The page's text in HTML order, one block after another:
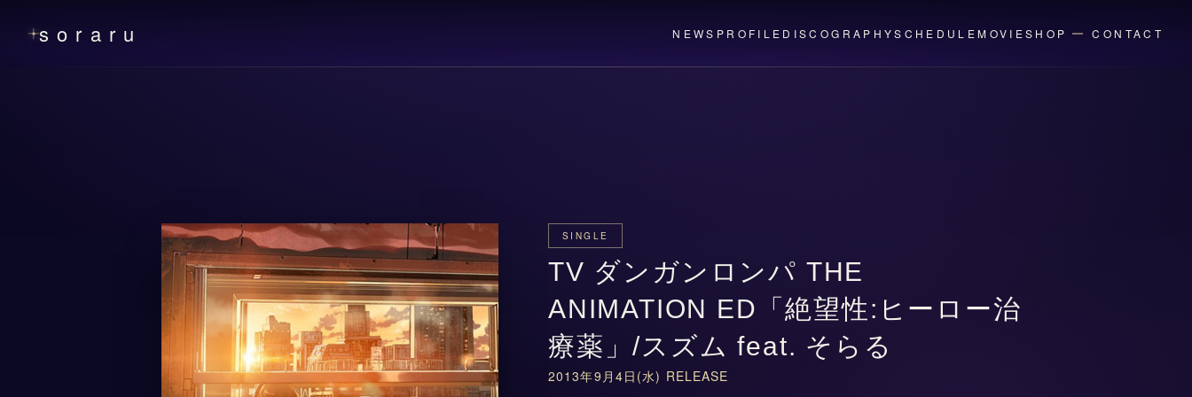
soraru NEWS PROFILE DISCOGRAPHYSCHEDULEMOVIESHOP CONTACT
SINGLE
TV ダンガンロンパ THE
ANIMATION ED「絶望性:ヒーロー治
療薬」/スズム feat. そらる
2013年9月4日(水) RELEASE